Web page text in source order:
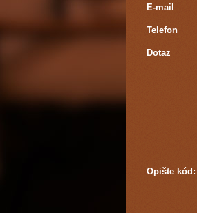
E-mail
Telefon
Dotaz
Opište kód: